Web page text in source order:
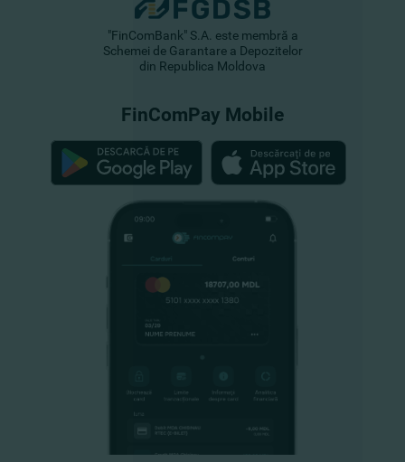
"FinComBank" S.A. este membră a
Schemei de Garantare a Depozitelor
din Republica Moldova
FinComPay Mobile